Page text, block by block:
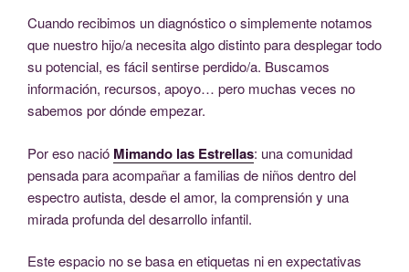
Cuando recibimos un diagnóstico o simplemente notamos
que nuestro hijo/a necesita algo distinto para desplegar todo
su potencial, es fácil sentirse perdido/a. Buscamos
información, recursos, apoyo… pero muchas veces no
sabemos por dónde empezar.
Por eso nació Mimando las Estrellas: una comunidad
pensada para acompañar a familias de niños dentro del
espectro autista, desde el amor, la comprensión y una
mirada profunda del desarrollo infantil.
Este espacio no se basa en etiquetas ni en expectativas